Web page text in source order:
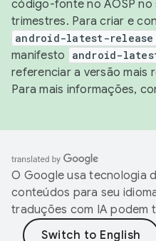
código-fonte no AOSP
trimestres. Para criar e
android-latest-release
manifesto
android-
referenciar a versão mais
Para mais informações,
O Google usa tecnologia
conteúdos para seu
traduções com IA podem